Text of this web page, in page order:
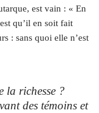
est vain : « En
qu’il en soit fait
: sans quoi elle n’est
la richesse ?
des témoins et